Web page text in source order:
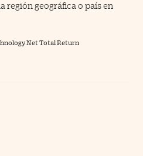
región geográfica o país en
Net Total Return